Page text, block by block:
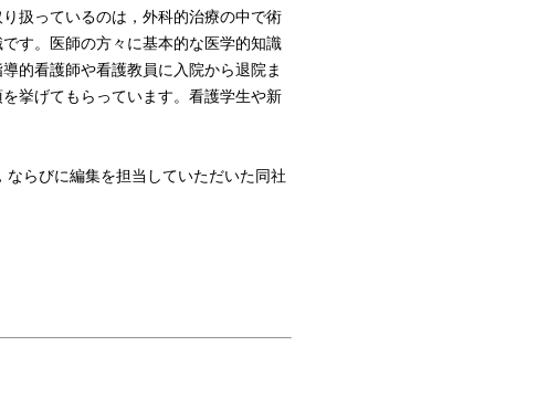
扱っているのは，外科的治療の中で術
す。医師の方々に基本的な医学的知識
的看護師や看護教員に入院から退院ま
挙げてもらっています。看護学生や新
らびに編集を担当していただいた同社